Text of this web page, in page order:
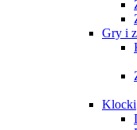
Gry i
Klocki